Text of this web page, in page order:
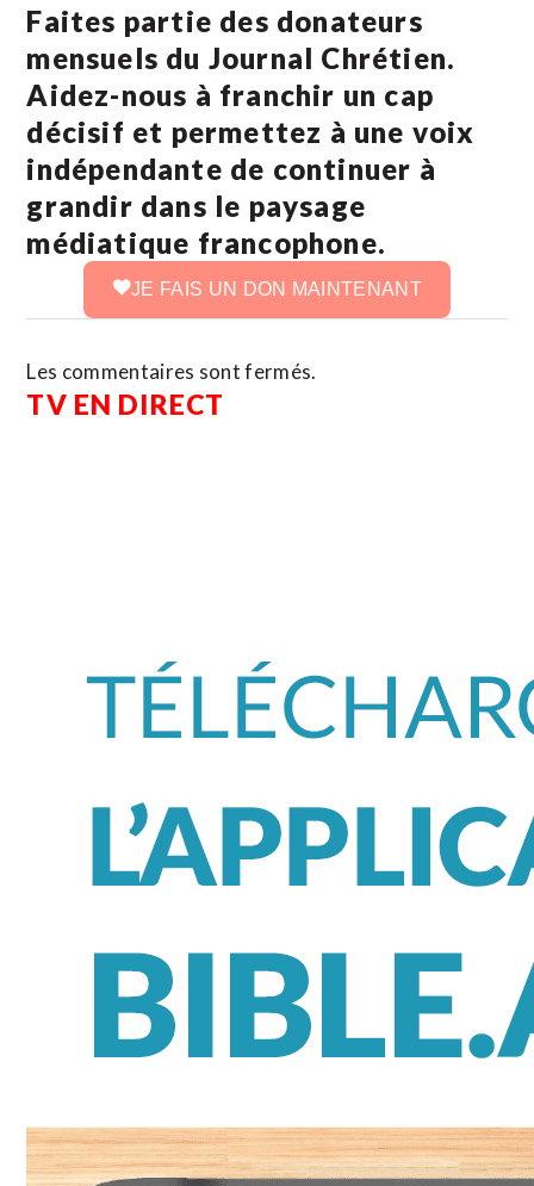
Faites partie des donateurs
mensuels du Journal Chrétien.
Aidez-nous à franchir un cap
décisif et permettez à une voix
indépendante de continuer à
grandir dans le paysage
médiatique francophone.
JE FAIS UN DON MAINTENANT
Les commentaires sont fermés.
TV EN DIRECT